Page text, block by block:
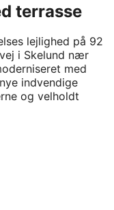
terrasse
lejlighed på 92
i Skelund nær
med
indvendige
og velholdt
og
pænt og